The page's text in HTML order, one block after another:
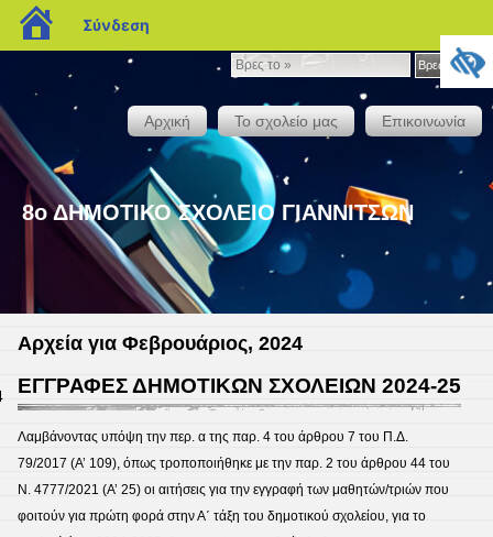
Βρες
»
Βρες το »
Αρχική Το σχολείο μας Επικοινωνία
8ο ΔΗΜΟΤΙΚΟ ΣΧΟΛΕΙΟ ΓΙΑΝΝΙΤΣΩΝ
Αρχεία για Φεβρουάριος, 2024
ΕΓΓΡΑΦΕΣ ΔΗΜΟΤΙΚΩΝ ΣΧΟΛΕΙΩΝ 2024-25
Λαμβάνοντας υπόψη την περ. α της παρ. 4 του άρθρου 7 του Π.Δ.
79/2017 (Α’ 109), όπως τροποποιήθηκε με την παρ. 2 του άρθρου 44 του
Ν. 4777/2021 (Α’ 25) οι αιτήσεις για την εγγραφή των μαθητών/τριών που
φοιτούν για πρώτη φορά στην Α΄ τάξη του δημοτικού σχολείου, για το
blogs.sch.gr
Σύνδεση